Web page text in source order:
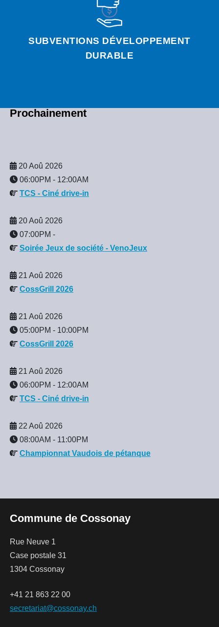
SUBVENTIONS DÉVELOPPEMENT
DURABLE
Prochainement
20 Aoû 2026
06:00PM - 12:00AM
TCS - Ciné drive-in
20 Aoû 2026
07:00PM -
Soirée Jeux de société - VenoJeux
21 Aoû 2026
CossGrill 2026
21 Aoû 2026
05:00PM - 10:00PM
CossGrill 2026
21 Aoû 2026
06:00PM - 12:00AM
TCS - Ciné drive-in
22 Aoû 2026
08:00AM - 11:00PM
Championnat Vaudois de pétanque
Commune de Cossonay
Rue Neuve 1
Case postale 31
1304 Cossonay
+41 21 863 22 00
secretariat@cossonay.ch